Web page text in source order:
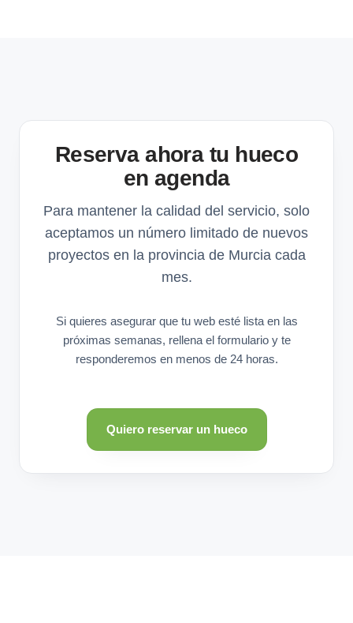
Reserva ahora tu hueco
en agenda
Para mantener la calidad del servicio, solo
aceptamos un número limitado de nuevos
proyectos en la provincia de Murcia cada
mes.
Si quieres asegurar que tu web esté lista en las
próximas semanas, rellena el formulario y te
responderemos en menos de 24 horas.
Quiero reservar un hueco